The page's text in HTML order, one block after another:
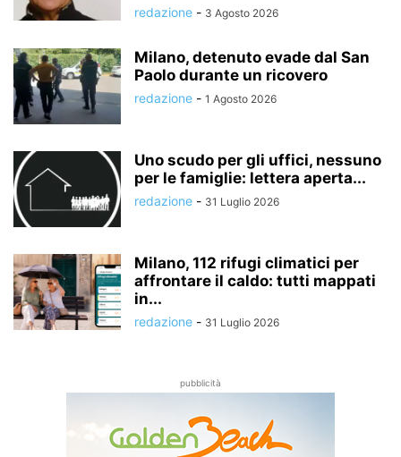
redazione - 3 Agosto 2026
Milano, detenuto evade dal San
Paolo durante un ricovero
redazione - 1 Agosto 2026
Uno scudo per gli uffici, nessuno
per le famiglie: lettera aperta...
redazione - 31 Luglio 2026
Milano, 112 rifugi climatici per
affrontare il caldo: tutti mappati
in...
redazione - 31 Luglio 2026
pubblicità